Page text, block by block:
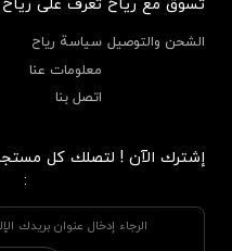
تسوق مع رياح
الشحن والتوصيل
تعرف على رياح
سياسة رياح
معلومات عنا
اتصل بنا
إشترك الآن ! لتصلك كل
: